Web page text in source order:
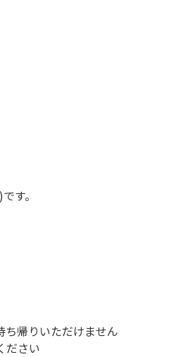
す。
帰りいただけません
ださい